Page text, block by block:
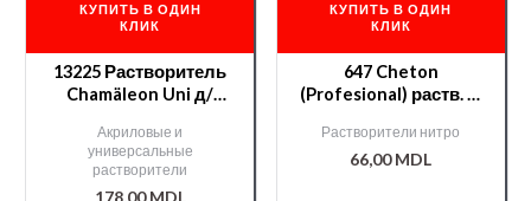
КУПИТЬ В ОДИН
КЛИК
13225 Растворитель
Chamäleon Uni д/
— 1л.
Акриловые и
универсальные
растворители
КУПИТЬ В ОДИН
КЛИК
647 Cheton
(Profesional) раств. —
Растворители нитро
66,00MDL